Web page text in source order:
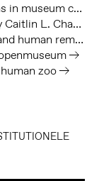
How Germany is handling human remains in museum collections
The Dial - Skeletons from Kilimanjaro, by Caitlin L. Chandler
Artforum - Looking After, on museums and human remains by Zoé Samudzi
zoo